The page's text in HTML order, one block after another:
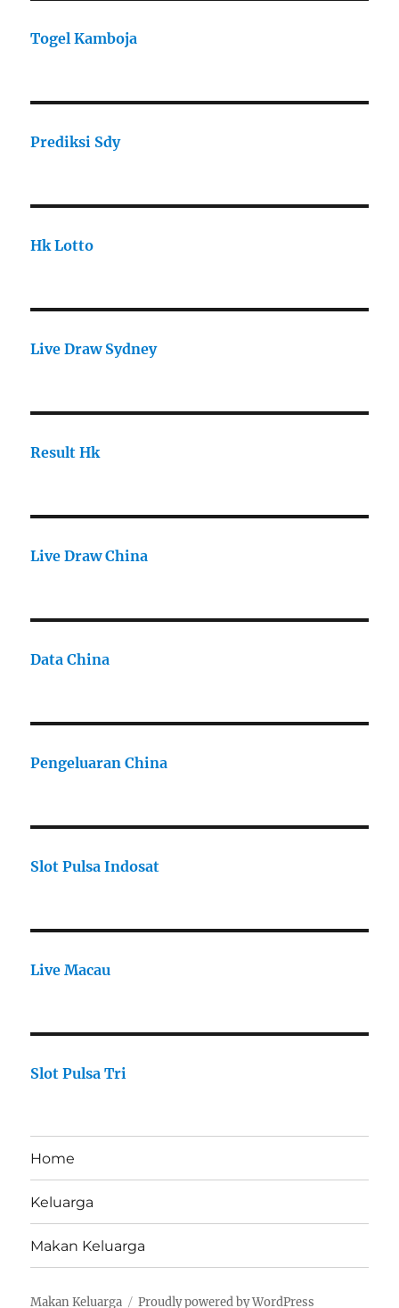
Togel Kamboja
Prediksi Sdy
Hk Lotto
Live Draw Sydney
Result Hk
Live Draw China
Data China
Pengeluaran China
Slot Pulsa Indosat
Live Macau
Slot Pulsa Tri
Home
Keluarga
Makan Keluarga
Makan Keluarga Proudly powered by WordPress